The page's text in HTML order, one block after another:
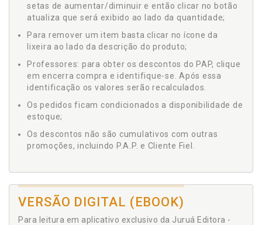
setas de aumentar/diminuir e então clicar no botão
atualiza que será exibido ao lado da quantidade;
Para remover um item basta clicar no ícone da
lixeira ao lado da descrição do produto;
Professores: para obter os descontos do PAP, clique
em encerra compra e identifique-se. Após essa
identificação os valores serão recalculados.
Os pedidos ficam condicionados a disponibilidade de
estoque;
Os descontos não são cumulativos com outras
promoções, incluindo P.A.P. e Cliente Fiel.
VERSÃO DIGITAL (EBOOK)
Para leitura em aplicativo exclusivo da Juruá Editora -